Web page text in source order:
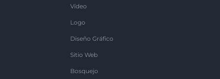
Vídeo
Logo
Diseño Gráfico
Sitio Web
Bosquejo